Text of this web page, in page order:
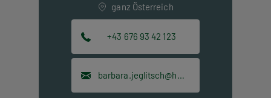
ganz Österreich
+43 676 93 42 123
barbara.jeglitsch@hpt.at